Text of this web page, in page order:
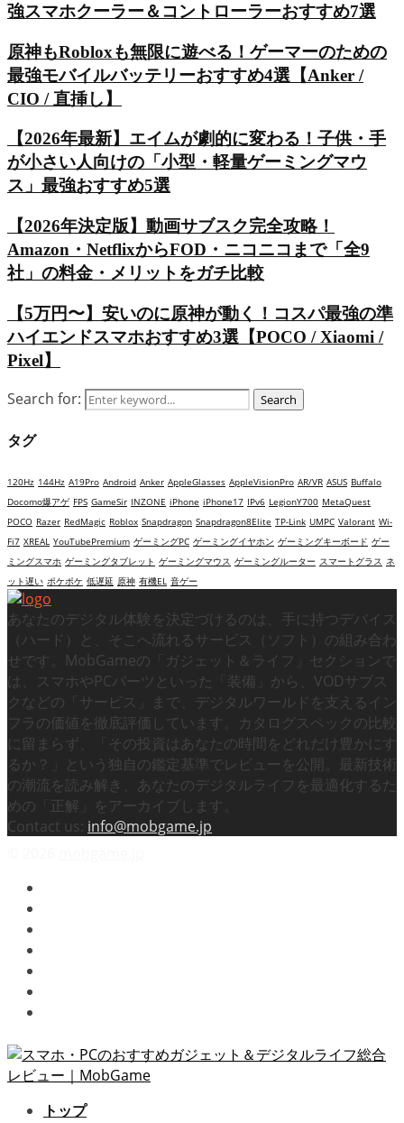
強スマホクーラー＆コントローラーおすすめ7選
原神もRobloxも無限に遊べる！ゲーマーのための
最強モバイルバッテリーおすすめ4選【Anker /
CIO / 直挿し】
【2026年最新】エイムが劇的に変わる！子供・手
が小さい人向けの「小型・軽量ゲーミングマウ
ス」最強おすすめ5選
【2026年決定版】動画サブスク完全攻略！
Amazon・NetflixからFOD・ニコニコまで「全9
社」の料金・メリットをガチ比較
【5万円〜】安いのに原神が動く！コスパ最強の準
ハイエンドスマホおすすめ3選【POCO / Xiaomi /
Pixel】
Search for: Search
タグ
120Hz 144Hz A19Pro Android Anker AppleGlasses AppleVisionPro AR/VR ASUS Buffalo
Docomo爆アゲ FPS GameSir INZONE iPhone iPhone17 IPv6 LegionY700 MetaQuest
POCO Razer RedMagic Roblox Snapdragon Snapdragon8Elite TP-Link UMPC Valorant Wi-
Fi7 XREAL YouTubePremium ゲーミングPC ゲーミングイヤホン ゲーミングキーボード ゲー
ミングスマホ ゲーミングタブレット ゲーミングマウス ゲーミングルーター スマートグラス ネ
ット遅い ポケポケ 低遅延 原神 有機EL 音ゲー
あなたのデジタル体験を決定づけるのは、手に持つデバイス
（ハード）と、そこへ流れるサービス（ソフト）の組み合わ
せです。MobGameの「ガジェット＆ライフ」セクションで
は、スマホやPCパーツといった「装備」から、VODサブス
クなどの「サービス」まで、デジタルワールドを支えるイン
フラの価値を徹底評価しています。カタログスペックの比較
に留まらず、「その投資はあなたの時間をどれだけ豊かにす
るか？」という独自の鑑定基準でレビューを公開。最新技術
の潮流を読み解き、あなたのデジタルライフを最適化するた
めの「正解」をアーカイブします。
Contact us: info@mobgame.jp
トップ